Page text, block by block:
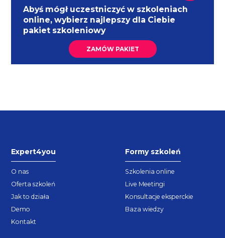
Abyś mógł uczestniczyć w szkoleniach
online, wybierz najlepszy dla Ciebie
pakiet szkoleniowy
ZAMÓW PAKIET
Expert4you
O nas
Oferta szkoleń
Jak to działa
Demo
Kontakt
Formy szkoleń
Szkolenia online
Live Meetingi
Konsultacje eksperckie
Baza wiedzy